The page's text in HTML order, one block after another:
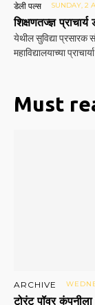
डेली पल्स SUNDAY, 2
शिक्षणतज्ज्ञ
येथील सुविद्या प्रसारक
महाविद्यालयाच्या
Must
ARCHIVE
टोरंट पॉवर कंपनीला